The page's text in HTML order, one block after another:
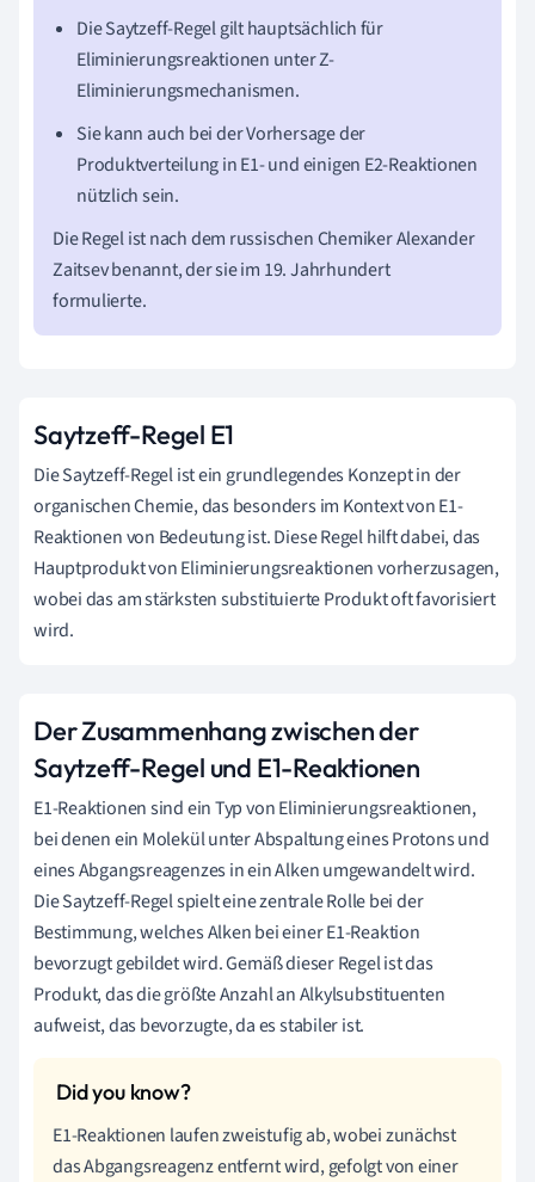
Die Saytzeff-Regel gilt hauptsächlich für
Eliminierungsreaktionen unter Z-
Eliminierungsmechanismen.
Sie kann auch bei der Vorhersage der
Produktverteilung in E1- und einigen E2-Reaktionen
nützlich sein.
Die Regel ist nach dem russischen Chemiker Alexander
Zaitsev benannt, der sie im 19. Jahrhundert
formulierte.
Saytzeff-Regel E1
Die Saytzeff-Regel ist ein grundlegendes Konzept in der
organischen Chemie, das besonders im Kontext von E1-
Reaktionen von Bedeutung ist. Diese Regel hilft dabei, das
Hauptprodukt von Eliminierungsreaktionen vorherzusagen,
wobei das am stärksten substituierte Produkt oft favorisiert
wird.
Der Zusammenhang zwischen der
Saytzeff-Regel und E1-Reaktionen
E1-Reaktionen sind ein Typ von Eliminierungsreaktionen,
bei denen ein Molekül unter Abspaltung eines Protons und
eines Abgangsreagenzes in ein Alken umgewandelt wird.
Die Saytzeff-Regel spielt eine zentrale Rolle bei der
Bestimmung, welches Alken bei einer E1-Reaktion
bevorzugt gebildet wird. Gemäß dieser Regel ist das
Produkt, das die größte Anzahl an Alkylsubstituenten
aufweist, das bevorzugte, da es stabiler ist.
E1-Reaktionen laufen zweistufig ab, wobei zunächst
das Abgangsreagenz entfernt wird, gefolgt von einer